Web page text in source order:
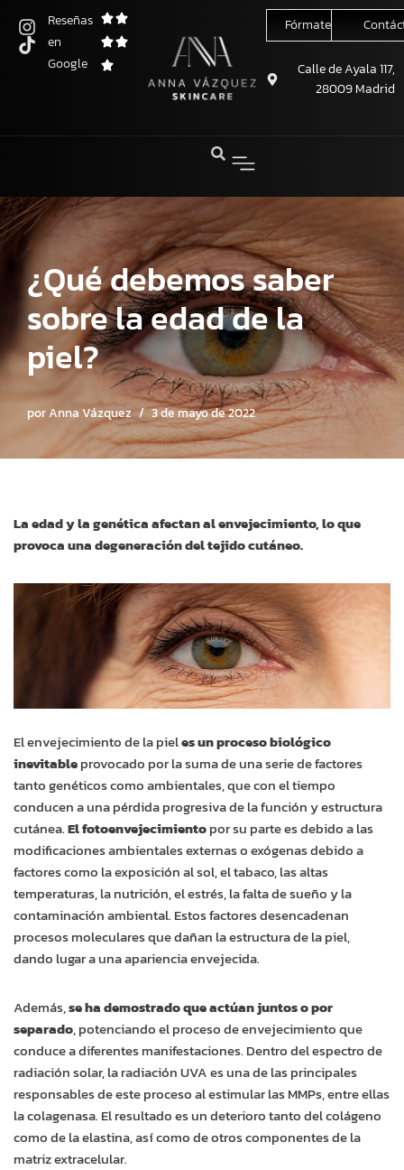
Saltar
Reseñas
en
Google
Fórmate conmigo
Calle de Ayala 117,
28009 Madrid
¿Qué debemos saber
sobre la edad de la
piel?
porAnna Vázquez 3 de mayo de 2022
La edad y la genética afectan al envejecimiento, lo que
provoca una degeneración del tejido cutáneo.
El envejecimiento de la pieles un proceso biológico
inevitableprovocado por la suma de una serie de factores
tanto genéticos como ambientales, que con el tiempo
conducen a una pérdida progresiva de la función y estructura
cutánea.El fotoenvejecimientopor su parte es debido a las
modificaciones ambientales externas o exógenas debido a
factores como la exposición al sol, el tabaco, las altas
temperaturas, la nutrición, el estrés, la falta de sueño y la
contaminación ambiental. Estos factores desencadenan
procesos moleculares que dañan la estructura de la piel,
dando lugar a una apariencia envejecida.
Además,se ha demostrado que actúan juntos o por
separado, potenciando el proceso de envejecimiento que
conduce a diferentes manifestaciones. Dentro del espectro de
radiación solar, la radiación UVA es una de las principales
responsables de este proceso al estimular las MMPs, entre ellas
la colagenasa. El resultado es un deterioro tanto del colágeno
como de la elastina, así como de otros componentes de la
matriz extracelular.